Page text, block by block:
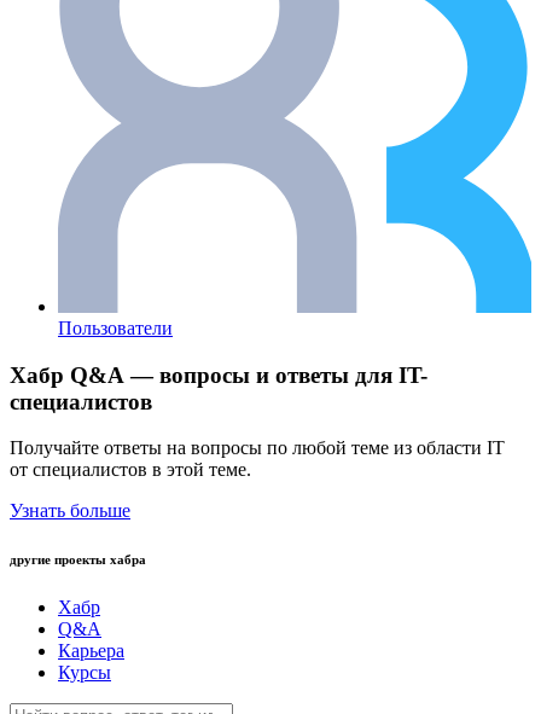
Пользователи
Хабр Q&A — вопросы и ответы для IT-
специалистов
Получайте ответы на вопросы по любой теме из области IT
от специалистов в этой теме.
Узнать больше
другие проекты хабра
Хабр
Q&A
Карьера
Курсы